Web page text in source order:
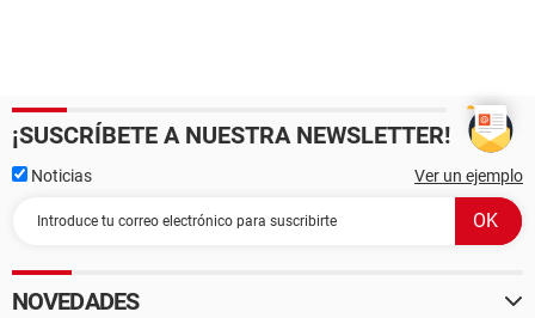
¡SUSCRÍBETE A NUESTRA NEWSLETTER!
Noticias Ver un ejemplo
NOVEDADES